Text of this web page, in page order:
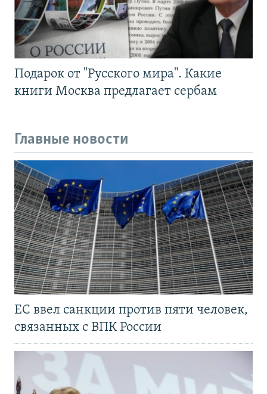
Подарок от "Русского мира". Какие
книги Москва предлагает сербам
Главные новости
ЕС ввел санкции против пяти человек,
связанных с ВПК России